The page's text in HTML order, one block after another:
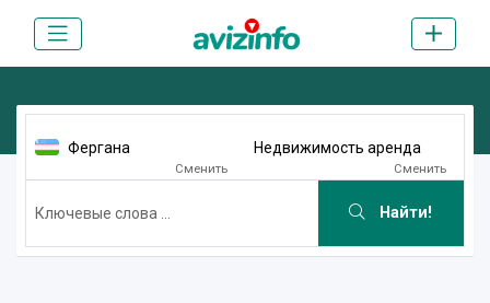
Фергана
Сменить
Недвижимость аренда
Сменить
Найти!